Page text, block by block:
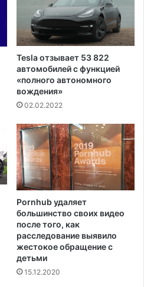
Tesla отзывает 53 822
автомобилей с функцией
«полного автономного
вождения»
02.02.2022
Pornhub удаляет
большинство своих видео
после того, как
расследование выявило
жестокое обращение с
детьми
15.12.2020